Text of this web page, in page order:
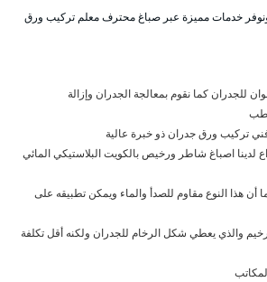
ونوفر خدمات مميزة عبر صباغ محترف معلم تركيب ورق
للجدران كما نقوم بمعالجة الجدران وإزالة
تركيب ورق جدران ذو خبرة عالية
لدينا اصباغ شاطر ورخيص بالكويت البلاستيكي المائي
أن هذا النوع مقاوم للصدأ والماء ويمكن تطبيقه على
والذي يعطي شكل الرخام للجدران ولكنه أقل تكلفة